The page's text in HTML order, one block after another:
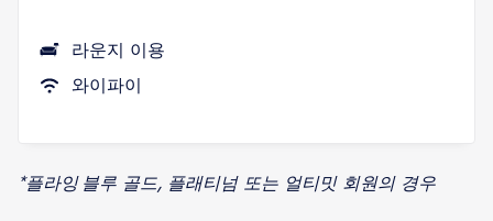
라운지 이용
와이파이
*플라잉 블루 골드, 플래티넘 또는 얼티밋 회원의 경우